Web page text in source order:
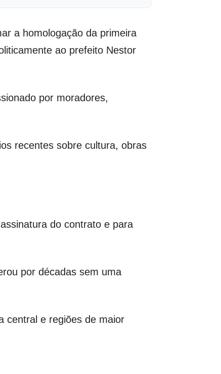
a homologação da primeira
ao prefeito Nestor
por moradores,
recentes sobre cultura, obras
do contrato e para
por décadas sem uma
central e regiões de maior